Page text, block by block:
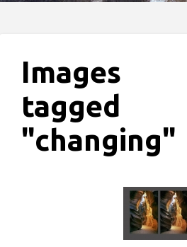
Images
tagged
"changing"